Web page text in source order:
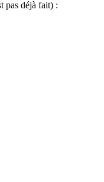
pas déjà fait) :